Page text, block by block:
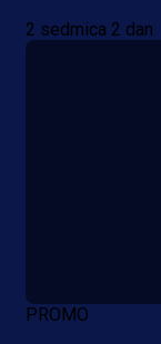
2 sedmica 2 dan
PROMO